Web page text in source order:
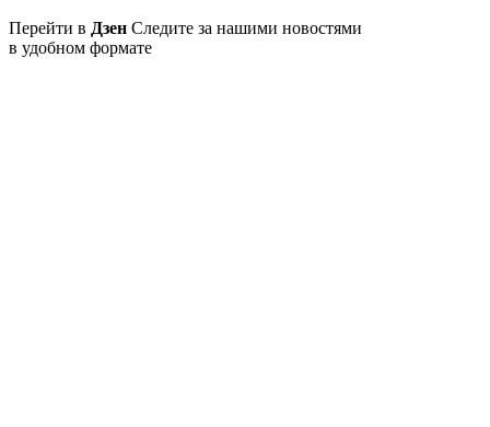
Перейти в Дзен Следите за нашими новостями
в удобном формате